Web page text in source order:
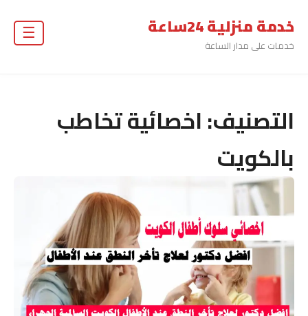
خدمة منزلية 24ساعة
خدمات على مدار الساعة
☰
التصنيف:اخصائية تخاطب
بالكويت